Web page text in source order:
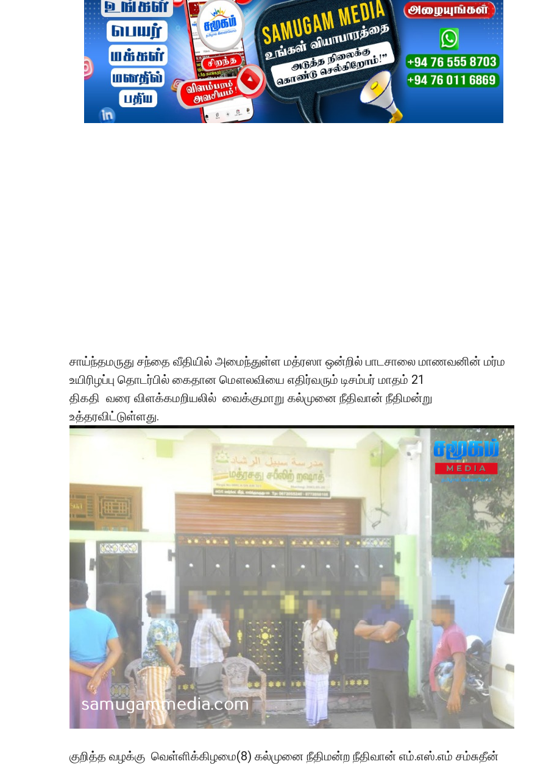
சாய்ந்தமருது சந்தை வீதியில் அமைந்துள்ள மத்ரஸா ஒன்றில் பாடசாலை மாணவனின் மர்ம
உயிரிழப்பு தொடர்பில் கைதான மௌலவியை எதிர்வரும் டிசம்பர் மாதம் 21
திகதி வரை விளக்கமறியலில் வைக்குமாறு கல்முனை நீதிவான் நீதிமன்று
உத்தரவிட்டுள்ளது.
குறித்த வழக்கு வெள்ளிக்கிழமை(8) கல்முனை நீதிமன்ற நீதிவான் எம்.எஸ்.எம் சம்சுதீன்